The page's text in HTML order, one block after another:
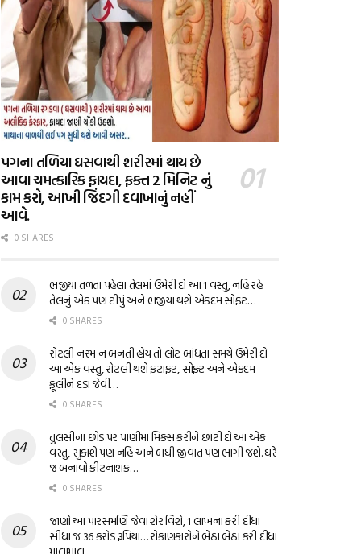
પગના તળિયા ઘસવાથી શરીરમાં થાય છે
આવા ચમત્કારિક ફાયદા, ફક્ત 2 મિનિટ નું
કામ કરો, આખી જિંદગી દવાખાનું નહીં
આવે.
0 SHARES
ભજીયા તળતા પહેલા તેલમાં ઉમેરી દો આ 1 વસ્તુ, નહિ રહે
તેલનું એક પણ ટીપું અને ભજીયા થશે એકદમ સોફ્ટ…
0 SHARES
રોટલી નરમ ન બનતી હોય તો લોટ બાંધતા સમયે ઉમેરી દો
આ એક વસ્તુ, રોટલી થશે ફટાફટ, સોફ્ટ અને એકદમ
ફૂલીને દડા જેવી…
0 SHARES
તુલસીના છોડ પર પાણીમાં મિક્સ કરીને છાંટી દો આ એક
વસ્તુ, સુકાશે પણ નહિ અને બધી જીવાત પણ ભાગી જશે. ઘરે
જ બનાવો કીટનાશક…
0 SHARES
જાણો આ પારસમણિ જેવા શેર વિશે, 1 લાખના કરી દીધા
સીધા જ 36 કરોડ રૂપિયા… રોકાણકારોને બેઠા બેઠા કરી દીધા